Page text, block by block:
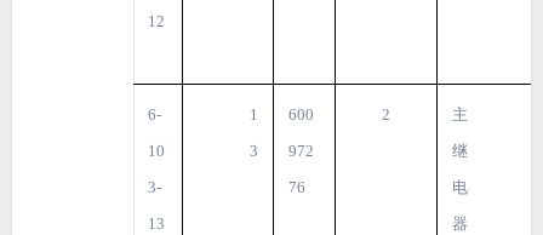
12
6-
10
3-
13
1
3
600
972
76
2
主
继
电
器